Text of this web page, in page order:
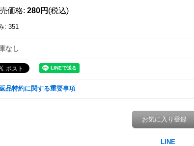
価格: 280円 (税込)
: 351
なし
品特約に関する重要事項
お気に入り登録